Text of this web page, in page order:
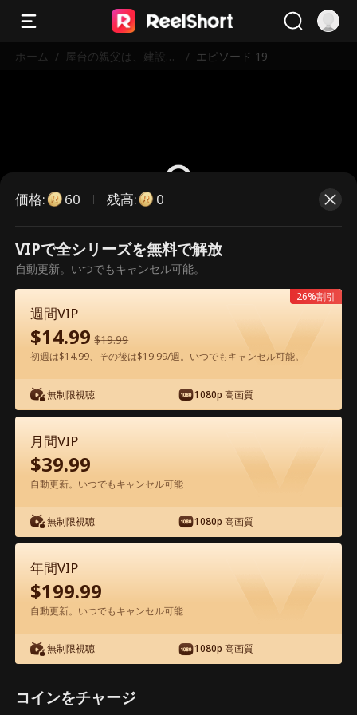
ホーム / 屋台の親父は、建設王
/ エピソード 19
こちらは有料のエピソードです。視
聴いただくには解放が必要です。
アプリ内で無料視聴可能
エピソード19 - 屋台の親父は、建設王だ
った 映画フル
ドラマ別名： 俺の父は業界の一番大物だった
価格: 60 残高: 0
VIPで全シリーズを無料で解放
自動更新。いつでもキャンセル可能。
週間VIP
$14.99 $19.99
初週は$14.99、その後は$19.99/週。いつでもキャンセル可能。
無制限視聴 1080p 高画質
26%割引
月間VIP
$39.99
自動更新。いつでもキャンセル可能
無制限視聴 1080p 高画質
年間VIP
$199.99
自動更新。いつでもキャンセル可能
無制限視聴 1080p 高画質
コインをチャージ